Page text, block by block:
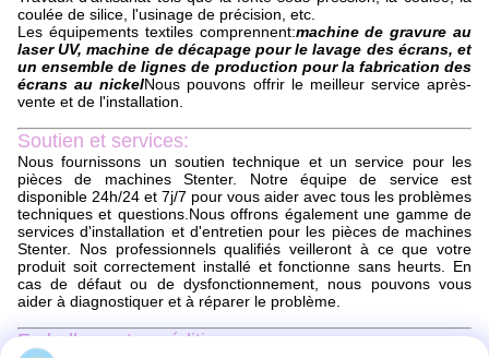
coulée de silice, l'usinage de précision, etc.
Les équipements textiles comprennent:machine de gravure au
laser UV, machine de décapage pour le lavage des écrans, et
un ensemble de lignes de production pour la fabrication des
écrans au nickelNous pouvons offrir le meilleur service après-
vente et de l'installation.
Soutien et services:
Nous fournissons un soutien technique et un service pour les
pièces de machines Stenter. Notre équipe de service est
disponible 24h/24 et 7j/7 pour vous aider avec tous les problèmes
techniques et questions.Nous offrons également une gamme de
services d'installation et d'entretien pour les pièces de machines
Stenter. Nos professionnels qualifiés veilleront à ce que votre
produit soit correctement installé et fonctionne sans heurts. En
cas de défaut ou de dysfonctionnement, nous pouvons vous
aider à diagnostiquer et à réparer le problème.
Emballage et expédition: